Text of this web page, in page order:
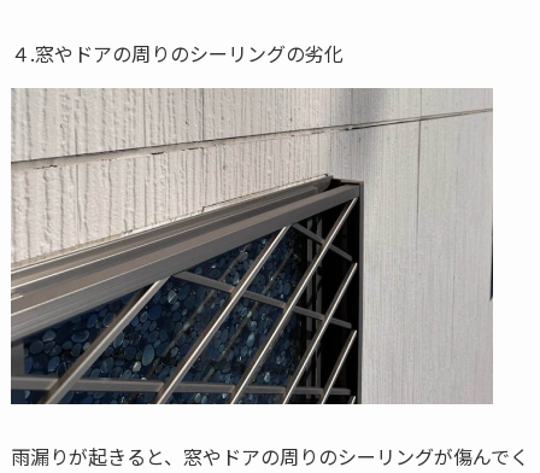
４.窓やドアの周りのシーリングの劣化
雨漏りが起きると、窓やドアの周りのシーリングが傷んでく